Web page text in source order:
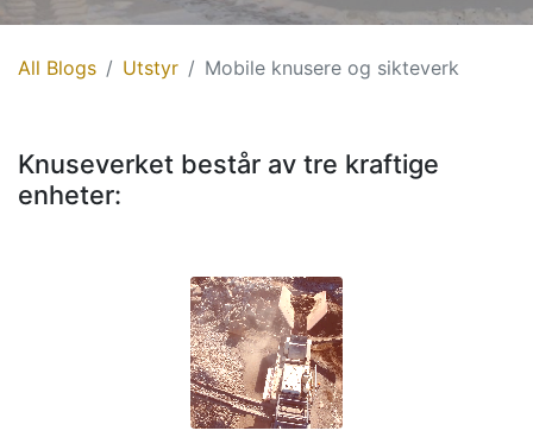
All Blogs Utstyr Mobile knusere og sikteverk
Knuseverket består av tre kraftige
enheter: